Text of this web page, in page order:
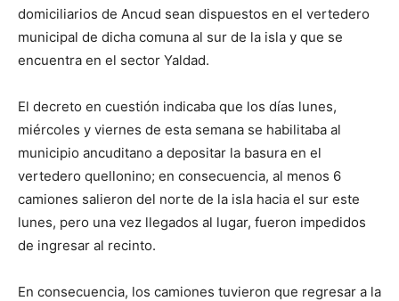
domiciliarios de Ancud sean dispuestos en el vertedero
municipal de dicha comuna al sur de la isla y que se
encuentra en el sector Yaldad.
El decreto en cuestión indicaba que los días lunes,
miércoles y viernes de esta semana se habilitaba al
municipio ancuditano a depositar la basura en el
vertedero quellonino; en consecuencia, al menos 6
camiones salieron del norte de la isla hacia el sur este
lunes, pero una vez llegados al lugar, fueron impedidos
de ingresar al recinto.
En consecuencia, los camiones tuvieron que regresar a la